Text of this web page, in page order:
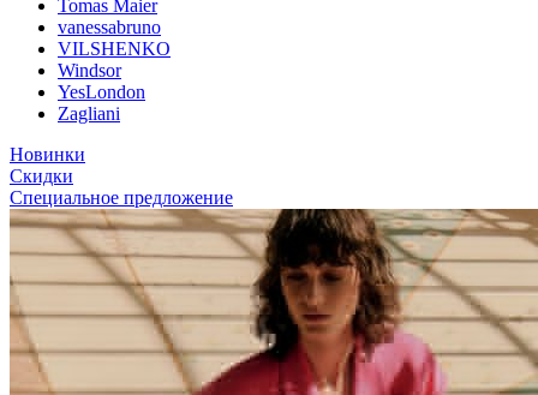
Tomas Maier
vanessabruno
VILSHENKO
Windsor
YesLondon
Zagliani
Новинки
Скидки
Специальное предложение